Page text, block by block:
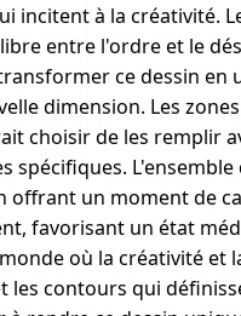
incitent à la créativité.
entre l'ordre et le
ce dessin en
dimension. Les
choisir de les remplir
spécifiques. L'ensemble
un moment de
favorisant un état
où la créativité et
les contours qui